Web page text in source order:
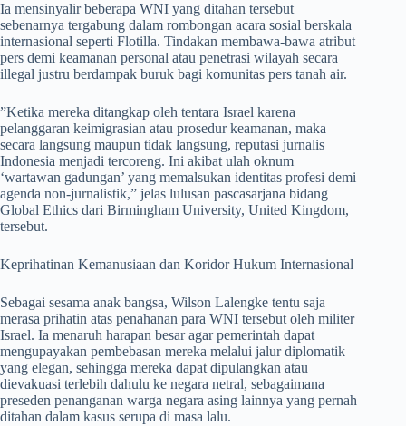
​Ia mensinyalir beberapa WNI yang ditahan tersebut
sebenarnya tergabung dalam rombongan acara sosial berskala
internasional seperti Flotilla. Tindakan membawa-bawa atribut
pers demi keamanan personal atau penetrasi wilayah secara
illegal justru berdampak buruk bagi komunitas pers tanah air.
​”Ketika mereka ditangkap oleh tentara Israel karena
pelanggaran keimigrasian atau prosedur keamanan, maka
secara langsung maupun tidak langsung, reputasi jurnalis
Indonesia menjadi tercoreng. Ini akibat ulah oknum
‘wartawan gadungan’ yang memalsukan identitas profesi demi
agenda non-jurnalistik,” jelas lulusan pascasarjana bidang
Global Ethics dari Birmingham University, United Kingdom,
tersebut.
​Keprihatinan Kemanusiaan dan Koridor Hukum Internasional
​Sebagai sesama anak bangsa, Wilson Lalengke tentu saja
merasa prihatin atas penahanan para WNI tersebut oleh militer
Israel. Ia menaruh harapan besar agar pemerintah dapat
mengupayakan pembebasan mereka melalui jalur diplomatik
yang elegan, sehingga mereka dapat dipulangkan atau
dievakuasi terlebih dahulu ke negara netral, sebagaimana
preseden penanganan warga negara asing lainnya yang pernah
ditahan dalam kasus serupa di masa lalu.